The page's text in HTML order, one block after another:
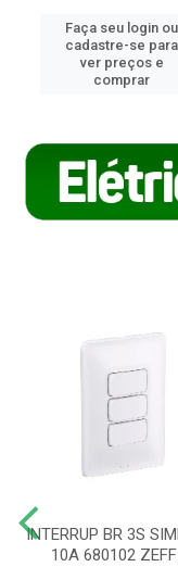
Faça seu login ou
cadastre-se para
ver preços e
comprar
INTERRUP BR 3S
10A 680102